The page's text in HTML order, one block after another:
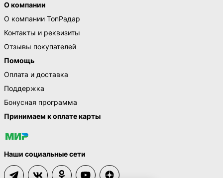
О компании
О компании ТопРадар
Контакты и реквизиты
Отзывы покупателей
Помощь
Оплата и доставка
Поддержка
Бонусная программа
Принимаем к оплате карты
Наши социальные сети